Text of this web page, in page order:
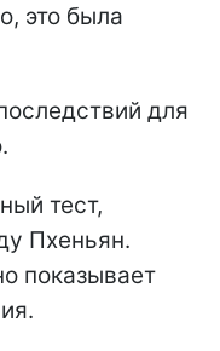
это была
для
тест,
Пхеньян.
показывает